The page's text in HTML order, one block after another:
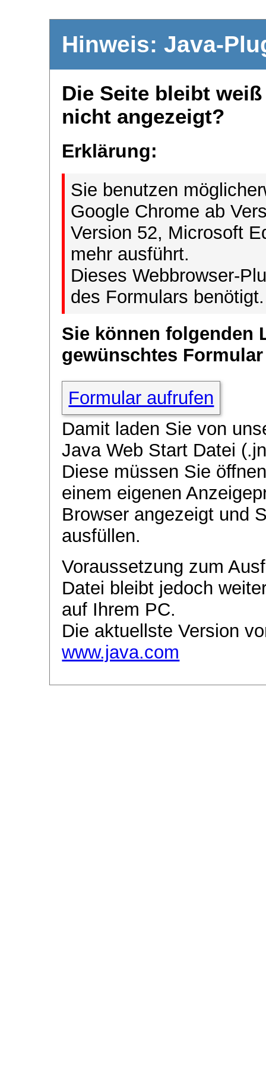
Hinweis: Java-
Die Seite bleibt
nicht angezeigt?
Erklärung:
Sie benutzen
Google Chrome ab
Version 52, Microsoft
mehr ausführt.
Dieses Webbrowser-
des Formulars benötigt.
Sie können folgenden
gewünschtes
Formular aufrufen
Damit laden Sie von
Java Web Start Datei
Diese müssen Sie
einem eigenen
Browser angezeigt und
ausfüllen.
Voraussetzung zum
Datei bleibt jedoch
auf Ihrem PC.
Die aktuellste Version
www.java.com